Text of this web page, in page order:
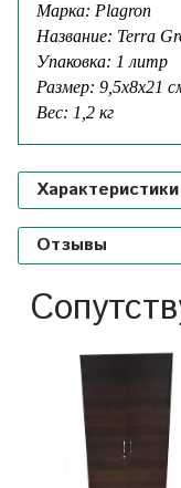
Марка: Plagron
Название: Terra
Упаковка: 1 литр
Размер: 9,5х8х21
Вес: 1,2 кг
Характеристики
Отзывы